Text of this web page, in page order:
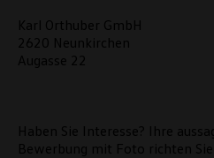
Karl Orthuber GmbH
2620 Neunkirchen
Augasse 22
Haben Sie Interesse? Ihre
Bewerbung mit Foto richten